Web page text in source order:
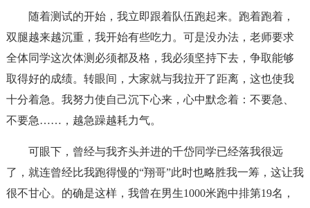
随着测试的开始，我立即跟着队伍跑起来。跑着跑着，
双腿越来越沉重，我开始有些吃力。可是没办法，老师要求
全体同学这次体测必须都及格，我必须坚持下去，争取能够
取得好的成绩。转眼间，大家就与我拉开了距离，这也使我
十分着急。我努力使自己沉下心来，心中默念着：不要急、
不要急……，越急躁越耗力气。
可眼下，曾经与我齐头并进的千岱同学已经落我很远
了，就连曾经比我跑得慢的“翔哥”此时也略胜我一筹，这让我
很不甘心。的确是这样，我曾在男生1000米跑中排第19名，